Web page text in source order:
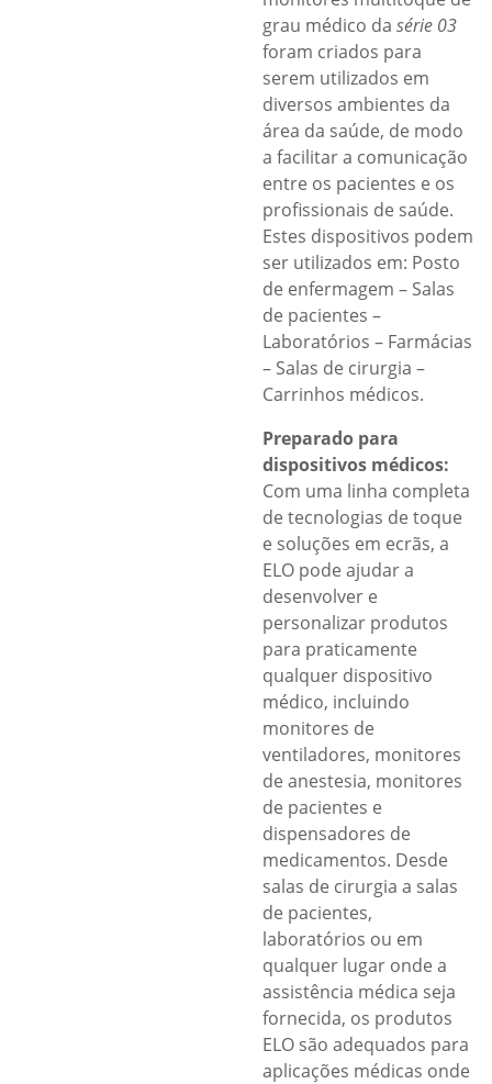
grau médico da série 03
foram criados para
serem utilizados em
diversos ambientes da
área da saúde, de modo
a facilitar a comunicação
entre os pacientes e os
profissionais de saúde.
Estes dispositivos podem
ser utilizados em: Posto
de enfermagem – Salas
de pacientes –
Laboratórios – Farmácias
– Salas de cirurgia –
Carrinhos médicos.
Preparado para
dispositivos médicos:
Com uma linha completa
de tecnologias de toque
e soluções em ecrãs, a
ELO pode ajudar a
desenvolver e
personalizar produtos
para praticamente
qualquer dispositivo
médico, incluindo
monitores de
ventiladores, monitores
de anestesia, monitores
de pacientes e
dispensadores de
medicamentos. Desde
salas de cirurgia a salas
de pacientes,
laboratórios ou em
qualquer lugar onde a
assistência médica seja
fornecida, os produtos
ELO são adequados para
aplicações médicas onde